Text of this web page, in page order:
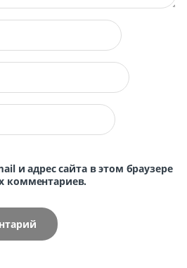
и адрес сайта в этом браузере
комментариев.